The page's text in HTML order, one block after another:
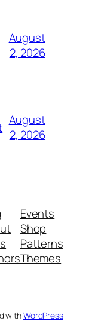
August
2, 2026
August
2, 2026
Events
Shop
Patterns
Themes
withWordPress